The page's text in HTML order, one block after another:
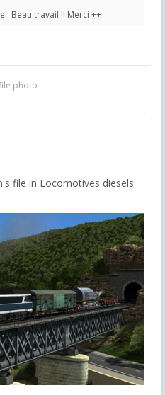
Beau travail !! Merci ++
photo
file in Locomotives diesels